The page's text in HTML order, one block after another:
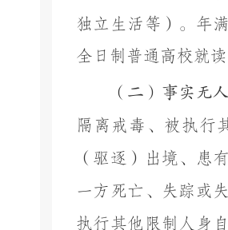
独立生活等）。年满
全日制普通高校就
（二）事实无
隔离戒毒、被执行
（驱逐）出境、患
一方死亡、失踪或
执行其他限制人身